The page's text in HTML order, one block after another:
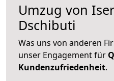
Umzug von
Dschibuti
Was uns von anderen
unser Engagement für
Kundenzufriedenheit.